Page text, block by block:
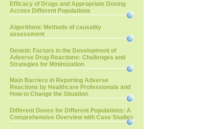
Efficacy of Drugs and Appropriate Dosing
Across Different Populations
Algorithmic Methods of causality
assessment
Genetic Factors in the Development of
Adverse Drug Reactions: Challenges and
Strategies for Minimization
Main Barriers in Reporting Adverse
Reactions by Healthcare Professionals and
How to Change the Situation
Different Doses for Different Populations: A
Comprehensive Overview with Case Studies